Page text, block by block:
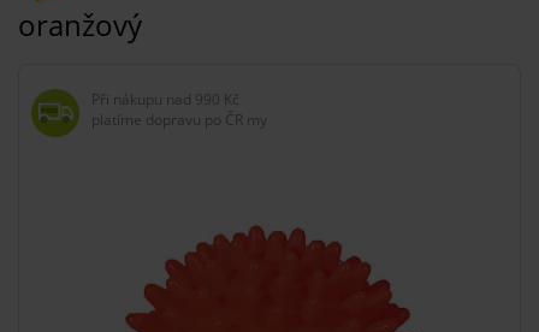
oranžový
Při nákupu nad 990 Kč
platíme dopravu po ČR my